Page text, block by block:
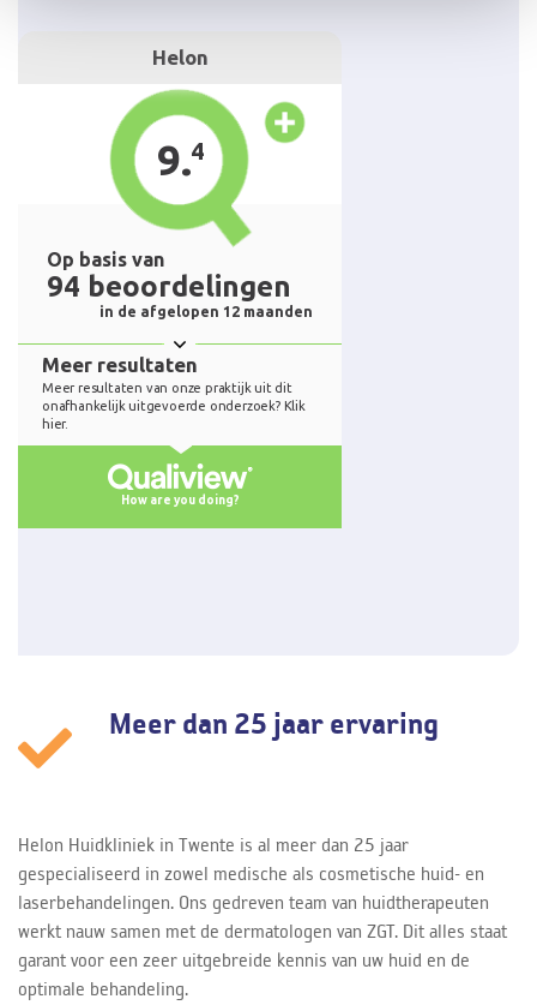
Meer dan 25 jaar ervaring
Helon Huidkliniek in Twente is al meer dan 25 jaar
gespecialiseerd in zowel medische als cosmetische huid- en
laserbehandelingen. Ons gedreven team van huidtherapeuten
werkt nauw samen met de dermatologen van ZGT. Dit alles staat
garant voor een zeer uitgebreide kennis van uw huid en de
optimale behandeling.